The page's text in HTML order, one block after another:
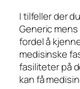
I tilfeller der
Generic
fordel å
medisinske
fasiliteter på
kan få